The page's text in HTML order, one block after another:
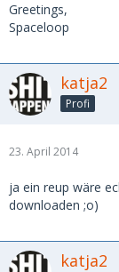
Greetings,
Spaceloop
katja2
Profi
23. April 2014
ja ein reup wäre
downloaden ;o)
katja2